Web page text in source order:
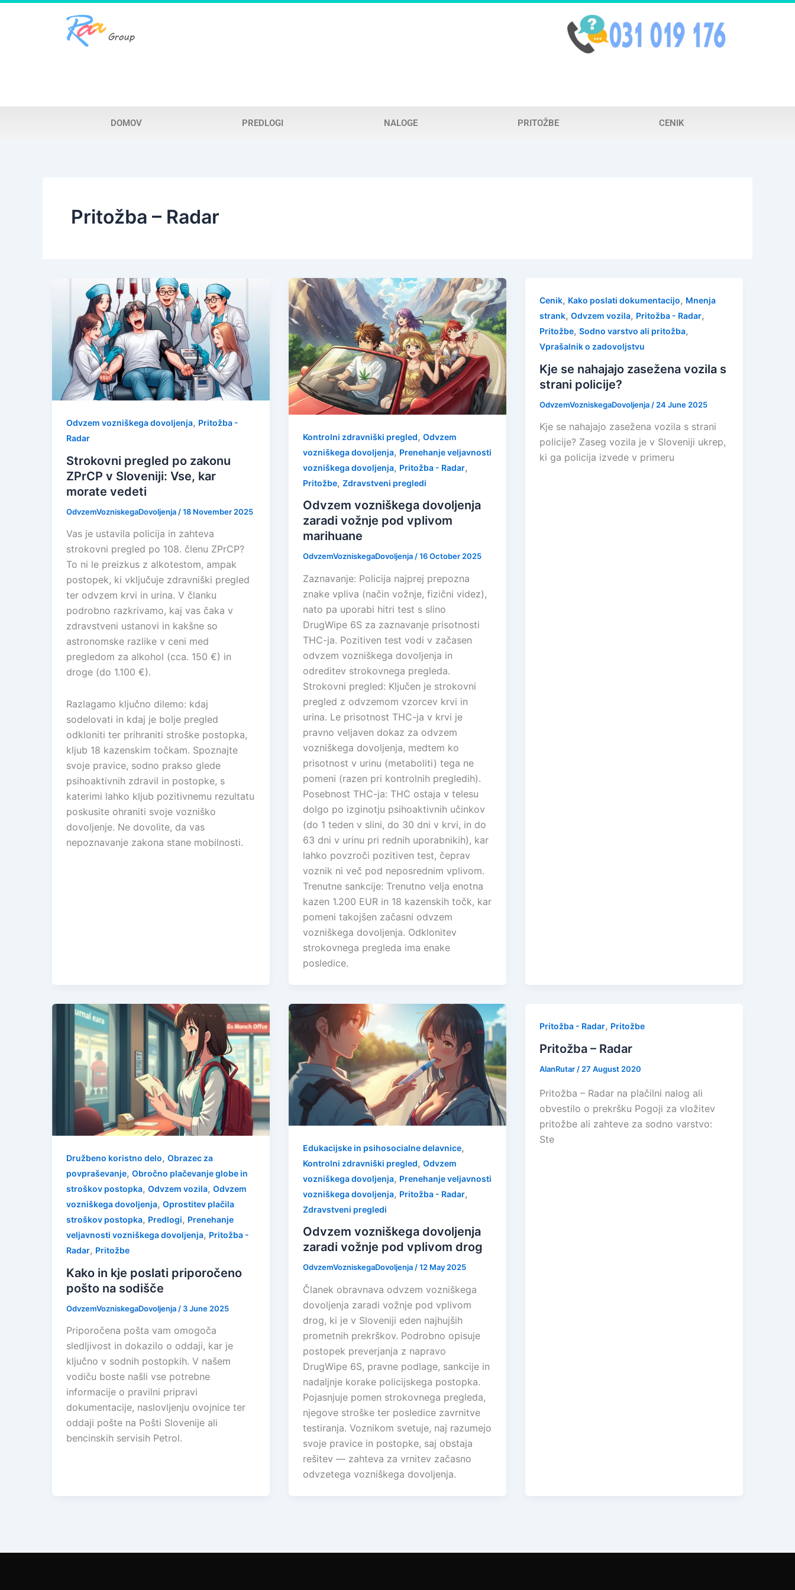
DOMOV PREDLOGI NALOGE PRITOŽBE CENIK
Pritožba – Radar
Odvzem vozniškega dovoljenja, Pritožba -
Radar
Strokovni pregled po zakonu
ZPrCP v Sloveniji: Vse, kar
morate vedeti
OdvzemVozniskegaDovoljenja /18 November 2025
Vas je ustavila policija in zahteva
strokovni pregled po 108. členu ZPrCP?
To ni le preizkus z alkotestom, ampak
postopek, ki vključuje zdravniški pregled
ter odvzem krvi in urina. V članku
podrobno razkrivamo, kaj vas čaka v
zdravstveni ustanovi in kakšne so
astronomske razlike v ceni med
pregledom za alkohol (cca. 150 €) in
droge (do 1.100 €).
Razlagamo ključno dilemo: kdaj
sodelovati in kdaj je bolje pregled
odkloniti ter prihraniti stroške postopka,
kljub 18 kazenskim točkam. Spoznajte
svoje pravice, sodno prakso glede
psihoaktivnih zdravil in postopke, s
katerimi lahko kljub pozitivnemu rezultatu
poskusite ohraniti svoje vozniško
dovoljenje. Ne dovolite, da vas
nepoznavanje zakona stane mobilnosti.
Kontrolni zdravniški pregled, Odvzem
vozniškega dovoljenja, Prenehanje veljavnosti
vozniškega dovoljenja, Pritožba - Radar,
Pritožbe, Zdravstveni pregledi
Odvzem vozniškega dovoljenja
zaradi vožnje pod vplivom
marihuane
OdvzemVozniskegaDovoljenja/16 October 2025
Zaznavanje: Policija najprej prepozna
znake vpliva (način vožnje, fizični videz),
nato pa uporabi hitri test s slino
DrugWipe 6S za zaznavanje prisotnosti
THC-ja. Pozitiven test vodi v začasen
odvzem vozniškega dovoljenja in
odreditev strokovnega pregleda.
Strokovni pregled: Ključen je strokovni
pregled z odvzemom vzorcev krvi in
urina. Le prisotnost THC-ja v krvi je
pravno veljaven dokaz za odvzem
vozniškega dovoljenja, medtem ko
prisotnost v urinu (metaboliti) tega ne
pomeni (razen pri kontrolnih pregledih).
Posebnost THC-ja: THC ostaja v telesu
dolgo po izginotju psihoaktivnih učinkov
(do 1 teden v slini, do 30 dni v krvi, in do
63 dni v urinu pri rednih uporabnikih), kar
lahko povzroči pozitiven test, čeprav
voznik ni več pod neposrednim vplivom.
Trenutne sankcije: Trenutno velja enotna
kazen 1.200 EUR in 18 kazenskih točk, kar
pomeni takojšen začasni odvzem
vozniškega dovoljenja. Odklonitev
strokovnega pregleda ima enake
posledice.
Cenik, Kako poslati dokumentacijo, Mnenja
strank, Odvzem vozila, Pritožba - Radar,
Pritožbe, Sodno varstvo ali pritožba,
Vprašalnik o zadovoljstvu
Kje se nahajajo zasežena vozila s
strani policije?
OdvzemVozniskegaDovoljenja / 24 June 2025
Kje se nahajajo zasežena vozila s strani
policije? Zaseg vozila je v Sloveniji ukrep,
ki ga policija izvede v primeru
Družbeno koristno delo, Obrazec za
povpraševanje, Obročno plačevanje globe in
stroškov postopka, Odvzem vozila, Odvzem
vozniškega dovoljenja, Oprostitev plačila
stroškov postopka, Predlogi, Prenehanje
veljavnosti vozniškega dovoljenja, Pritožba -
Radar, Pritožbe
Kako in kje poslati priporočeno
pošto na sodišče
OdvzemVozniskegaDovoljenja / 3 June 2025
Priporočena pošta vam omogoča
sledljivost in dokazilo o oddaji, kar je
ključno v sodnih postopkih. V našem
vodiču boste našli vse potrebne
informacije o pravilni pripravi
dokumentacije, naslovljenju ovojnice ter
oddaji pošte na Pošti Slovenije ali
bencinskih servisih Petrol.
Edukacijske in psihosocialne delavnice,
Kontrolni zdravniški pregled, Odvzem
vozniškega dovoljenja, Prenehanje veljavnosti
vozniškega dovoljenja, Pritožba - Radar,
Zdravstveni pregledi
Odvzem vozniškega dovoljenja
zaradi vožnje pod vplivom drog
OdvzemVozniskegaDovoljenja/12 May 2025
Članek obravnava odvzem vozniškega
dovoljenja zaradi vožnje pod vplivom
drog, ki je v Sloveniji eden najhujših
prometnih prekrškov. Podrobno opisuje
postopek preverjanja z napravo
DrugWipe 6S, pravne podlage, sankcije in
nadaljnje korake policijskega postopka.
Pojasnjuje pomen strokovnega pregleda,
njegove stroške ter posledice zavrnitve
testiranja. Voznikom svetuje, naj razumejo
svoje pravice in postopke, saj obstaja
rešitev — zahteva za vrnitev začasno
odvzetega vozniškega dovoljenja.
Pritožba - Radar, Pritožbe
Pritožba – Radar
AlanRutar / 27 August 2020
Pritožba – Radar na plačilni nalog ali
obvestilo o prekršku Pogoji za vložitev
pritožbe ali zahteve za sodno varstvo:
Ste